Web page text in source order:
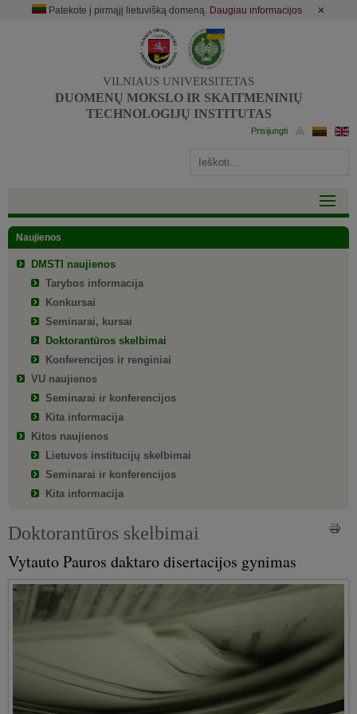
Patekote į pirmąjį lietuvišką domeną. Daugiau informacijos ✕
VILNIAUS UNIVERSITETAS
DUOMENŲ MOKSLO IR SKAITMENINIŲ
TECHNOLOGIJŲ INSTITUTAS
Naujienos
DMSTI naujienos
Tarybos informacija
Konkursai
Seminarai, kursai
Doktorantūros skelbimai
Konferencijos ir renginiai
VU naujienos
Seminarai ir konferencijos
Kita informacija
Kitos naujienos
Lietuvos institucijų skelbimai
Seminarai ir konferencijos
Kita informacija
Doktorantūros skelbimai
Vytauto Pauros daktaro disertacijos gynimas